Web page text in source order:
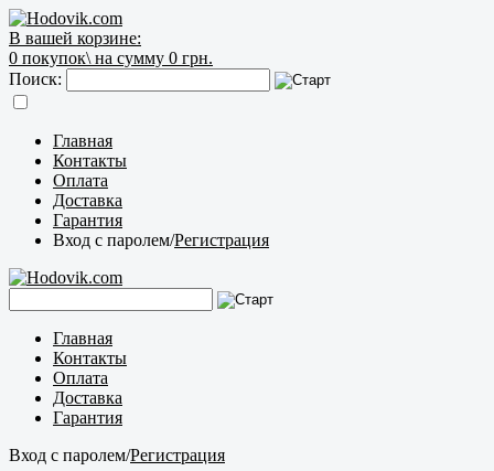
В вашей корзине:
0 покупок\ на сумму 0 грн.
Поиск:
Главная
Контакты
Оплата
Доставка
Гарантия
Вход с паролем/Регистрация
Главная
Контакты
Оплата
Доставка
Гарантия
Вход с паролем/Регистрация